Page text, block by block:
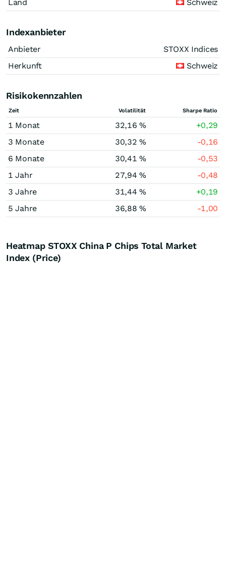
Land Schweiz
Indexanbieter
Anbieter
STOXX Indices
Herkunft
Schweiz
Risikokennzahlen
Zeit Volatilität Sharpe Ratio
1 Monat 32,16 %
+0,29
3 Monate
30,32 %
-0,16
6 Monate
30,41 %
-0,53
1 Jahr
27,94 %
-0,48
3 Jahre
31,44 %
+0,19
5 Jahre
36,88 % -1,00
Heatmap STOXX China P Chips Total Market
Index (Price)